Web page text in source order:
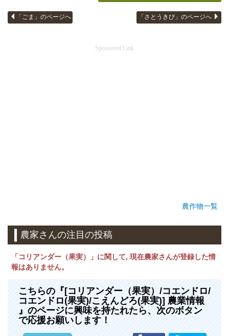
「ごま」のページへ 「さとうきび」のページへ
Sponsored Link
農作物一覧
農家さんの注目の投稿
「コリアンダー（果実）」に関して, 現在農家さんが登録した情
報はありません。
こちらの『[コリアンダー（果実）/コエンドロ/
コエンドロ(果実)/こえんどろ(果実)] 農業情報
』のページに興味を持たれたら、次のボタン
で応援お願いします！